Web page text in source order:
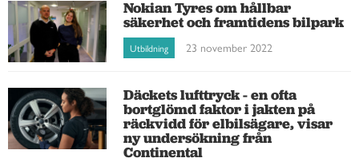
Nokian Tyres om hållbar
säkerhet och framtidens bilpark
Utbildning 23 november 2022
Däckets lufttryck - en ofta
bortglömd faktor i jakten på
räckvidd för elbilsägare, visar
ny undersökning från
Continental